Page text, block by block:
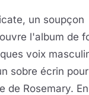
un soupçon
ouvre l'album de
voix
sobre écrin
de Rosemary.